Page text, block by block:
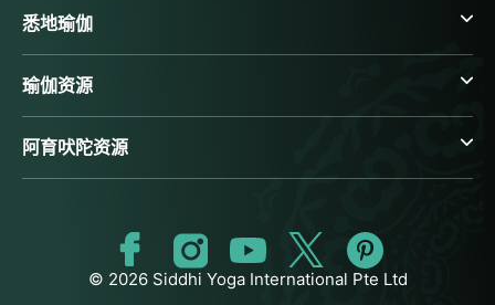
悉地瑜伽
瑜伽资源
阿育吠陀资源
© 2026 Siddhi Yoga International Pte Ltd